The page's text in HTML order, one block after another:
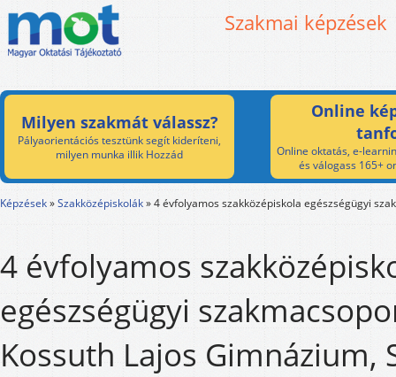
Szakmai képzések
Milyen szakmát válassz?
Pályaorientációs tesztünk segít kideríteni,
milyen munka illik Hozzád
Online
Online oktatás, e-
és válogass 165+
Képzések»Szakközépiskolák»4 évfolyamos szakközépiskola egészségügyi
4 évfolyamos
egészségügyi
Kossuth Lajos Gimnázium,